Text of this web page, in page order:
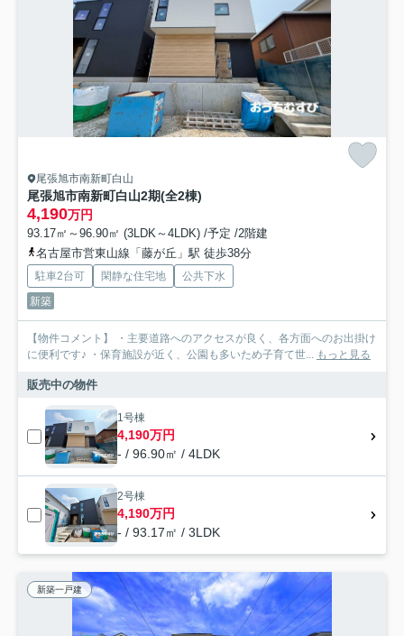
尾張旭市南新町白山
尾張旭市南新町白山2期(全2棟)
4,190万円
93.17㎡～96.90㎡ (3LDK～4LDK) /予定 /2階建
名古屋市営東山線「藤が丘」駅 徒歩38分
駐車2台可 閑静な住宅地
公共下水
新築
【物件コメント】 ・主要道路へのアクセスが良く、各方面へのお出掛け
に便利です♪ ・保育施設が近く、公園も多いため子育て世... もっと見る
販売中の物件
1号棟
4,190万円
- / 96.90㎡ / 4LDK
2号棟
4,190万円
- / 93.17㎡ / 3LDK
新築一戸建